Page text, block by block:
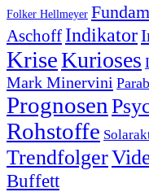
Folker Hellmeyer
Aschoff Indikator
KriseKurioses
Mark Minervini
Prognosen
Rohstoffe
Trendfolger
Buffett